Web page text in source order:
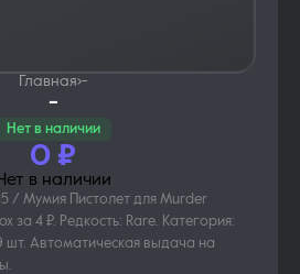
Главная›-
-
Нет в наличии
0 ₽
в наличии
/ Мумия Пистолет для Murder
за 4 ₽. Редкость: Rare. Категория:
шт. Автоматическая выдача на